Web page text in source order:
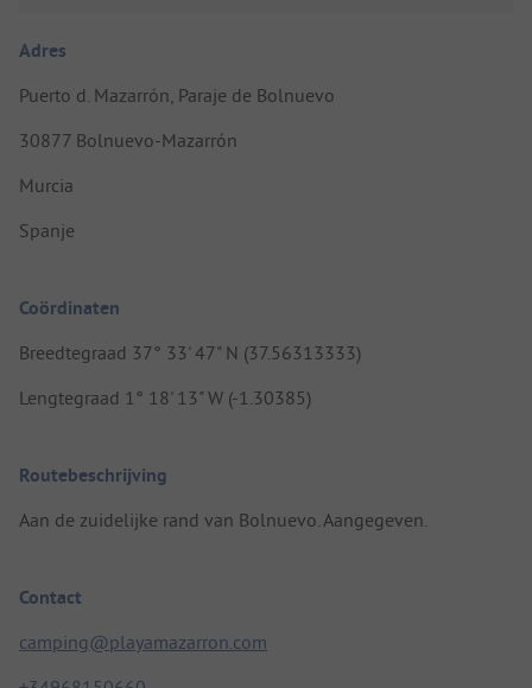
Adres
Puerto d. Mazarrón, Paraje de Bolnuevo
30877 Bolnuevo-Mazarrón
Murcia
Spanje
Coördinaten
Breedtegraad 37° 33' 47" N (37.56313333)
Lengtegraad 1° 18' 13" W (-1.30385)
Routebeschrijving
Aan de zuidelijke rand van Bolnuevo. Aangegeven.
Contact
camping@playamazarron.com